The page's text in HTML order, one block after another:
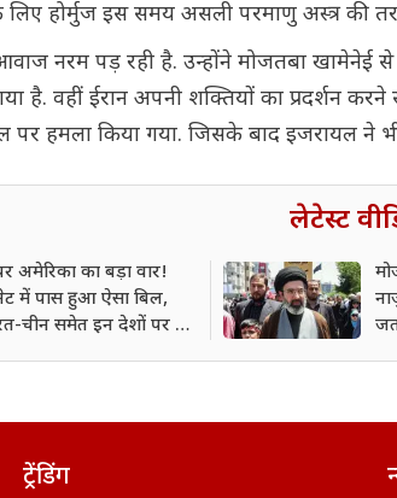
लिए होर्मुज इस समय असली परमाणु अस्त्र की
आवाज नरम पड़ रही है. उन्होंने मोजतबा
है. वहीं ईरान अपनी शक्तियों का प्रदर्शन
हमला किया गया. जिसके बाद इजरायल ने
लेटेस्ट
अमेरिका का बड़ा वार!
में पास हुआ ऐसा बिल,
चीन समेत इन देशों पर बढ़
ट्रेंडिंग